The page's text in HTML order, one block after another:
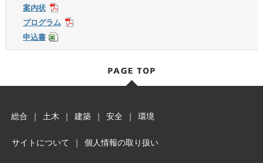
案内状
プログラム
申込書
総合 ｜ 土木 ｜ 建築 ｜ 安全 ｜ 環境
サイトについて ｜ 個人情報の取り扱い